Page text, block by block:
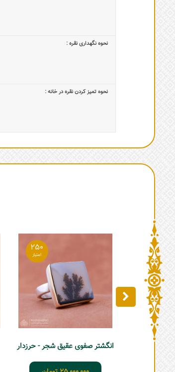
نحوه نگهداری نقره :
نحوه تمیز کردن نقره در خانه :
250
انگشتر صفوی عقیق شجر - حرزدار